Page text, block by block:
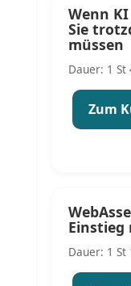
Wenn
Sie
müssen
Dauer: 1 St
Zum
Dauer: 1 St